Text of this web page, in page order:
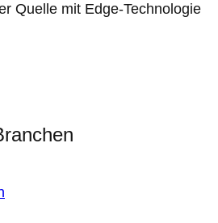
Quelle mit Edge-Technologie